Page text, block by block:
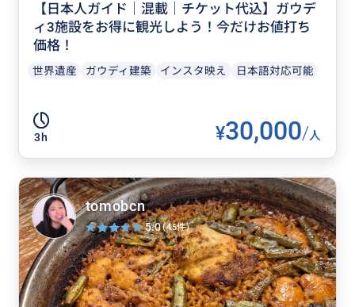
【日本人ガイド｜混載｜チケット代込】ガウデ
ィ3施設をお得に観光しよう！今だけお値打ち
価格！
世界遺産 ガウディ建築 インスタ映え 日本語対応可能
3h ¥30,000/人
tomobcn
5.0(45件)